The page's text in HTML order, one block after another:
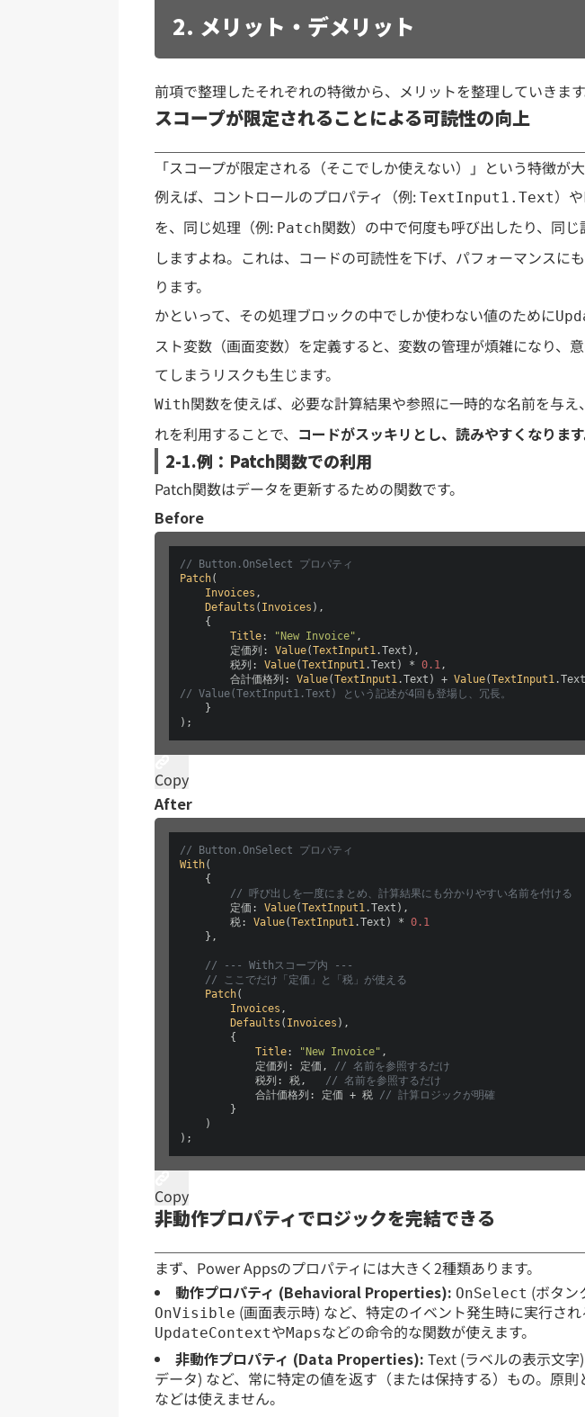
2. メリット・デメリット
前項で整理したそれぞれの特徴から、メリットを整理していきます
スコープが限定されることによる可読性の向上
「スコープが限定される（そこでしか使えない）」という特徴が
例えば、コントロールのプロパティ（例: TextInput1.Text）や
を、同じ処理（例: Patch関数）の中で何度も呼び出したり、同
しますよね。これは、コードの可読性を下げ、パフォーマンスに
ります。
かといって、その処理ブロックの中でしか使わない値のために
スト変数（画面変数）を定義すると、変数の管理が煩雑になり、
てしまうリスクも生じます。
With関数を使えば、必要な計算結果や参照に一時的な名前を与え、
れを利用することで、 コードがスッキリとし、読みやすくなります
2-1.例：Patch関数での利用
Patch関数はデータを更新するための関数です。
Before
// Button.OnSelect プロパティ
Patch(
Invoices ,
Defaults ( Invoices ),
    {
Title : "New Invoice" ,
        定価列:
Value(TextInput1 .Text ),
        税列:
Value(TextInput1 .Text ) * 0.1,
        合計価格列:
Value(TextInput1 .Text ) + Value(TextInput1 .Text
// Value(TextInput1.Text) という記述が4回も登場し、冗長。
    }
);
Copy
After
// Button.OnSelect プロパティ
With(
    {
// 呼び出しを一度にまとめ、計算結果にも分かりやすい名前を付ける
        定価:
Value(TextInput1 .Text ),
        税:
Value(TextInput1 .Text ) * 0.1
    },
// --- Withスコープ内 ---
// ここでだけ「定価」と「税」が使える
Patch(
Invoices ,
Defaults ( Invoices ),
        {
Title : "New Invoice" ,
            定価列: 定価,
// 名前を参照するだけ
            税列: 税,
// 名前を参照するだけ
            合計価格列: 定価 + 税
// 計算ロジックが明確
        }
    )
);
Copy
非動作プロパティでロジックを完結できる
まず、Power Appsのプロパティには大きく2種類あります。
動作プロパティ (Behavioral Properties): OnSelect (ボタン
OnVisible (画面表示時) など、特定のイベント発生時に実行され
UpdateContextやMapsなどの命令的な関数が使えます。
非動作プロパティ (Data Properties): Text (ラベルの表示文字
データ) など、常に特定の値を返す（または保持する）もの。原則
などは使えません。